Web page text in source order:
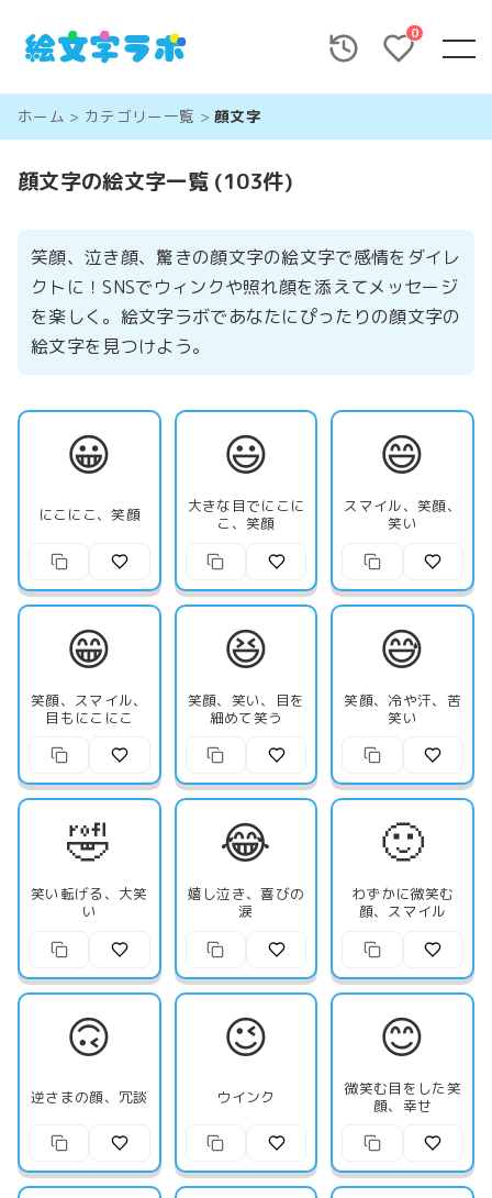
0
ホーム > カテゴリー一覧 >顔文字
顔文字の絵文字一覧 (103件)
笑顔、泣き顔、驚きの顔文字の絵文字で感情をダイレ
クトに！SNSでウィンクや照れ顔を添えてメッセージ
を楽しく。絵文字ラボであなたにぴったりの顔文字の
絵文字を見つけよう。
😀
にこにこ、笑顔
😃
大きな目でにこに
こ、笑顔
😄
スマイル、笑顔、
笑い
😁
笑顔、スマイル、
目もにこにこ
😆
笑顔、笑い、目を
細めて笑う
😅
笑顔、冷や汗、苦
笑い
🤣
笑い転げる、大笑
い
😂
嬉し泣き、喜びの
涙
🙂
わずかに微笑む
顔、スマイル
🙃
逆さまの顔、冗談
😉
ウインク
😊
微笑む目をした笑
顔、幸せ